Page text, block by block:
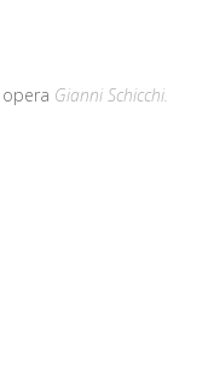
Gianni Schicchi.